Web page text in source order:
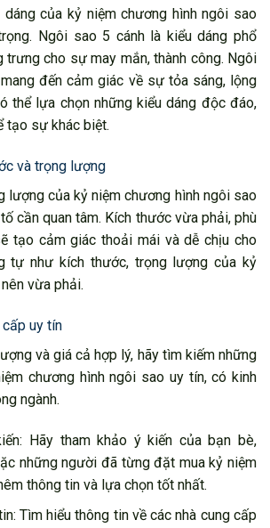
dáng của kỷ niệm chương hình ngôi sao
Ngôi sao 5 cánh là kiểu dáng phổ
trưng cho sự may mắn, thành công. Ngôi
đến cảm giác về sự tỏa sáng, lộng
thể lựa chọn những kiểu dáng độc đáo,
tạo sự khác biệt.
và trọng lượng
lượng của kỷ niệm chương hình ngôi sao
cần quan tâm. Kích thước vừa phải, phù
tạo cảm giác thoải mái và dễ chịu cho
tự như kích thước, trọng lượng của kỷ
vừa phải.
cấp uy tín
và giá cả hợp lý, hãy tìm kiếm những
chương hình ngôi sao uy tín, có kinh
ngành.
Hãy tham khảo ý kiến của bạn bè,
những người đã từng đặt mua kỷ niệm
thông tin và lựa chọn tốt nhất.
Tìm hiểu thông tin về các nhà cung cấp